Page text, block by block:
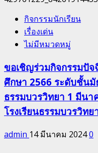
กิจกรรมนักเรียน
เรื่องเด่น
ไม่มีหมวดหมู่
ขอเชิญร่วมกิจกรรมปัจ
ศึกษา 2566 ระดับชั้นมั
ธรรมบวรวิทยา 1 มีน
โรงเรียนธรรมบวรวิท
admin 14 มีนาคม 20240